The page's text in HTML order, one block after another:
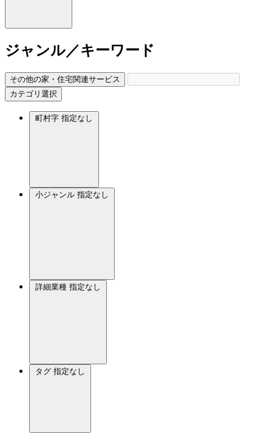
ジャンル／キーワード
その他の家・住宅関連サービス
カテゴリ選択
町村字 指定なし
小ジャンル 指定なし
詳細業種 指定なし
タグ 指定なし